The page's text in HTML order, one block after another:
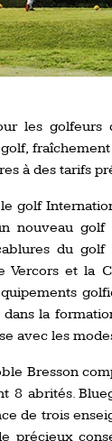
les
à des tarifs
golf
nouveau golf
du
Vercors et la
dans la
avec les
Bresson
8 abrités.
de trois
précieux